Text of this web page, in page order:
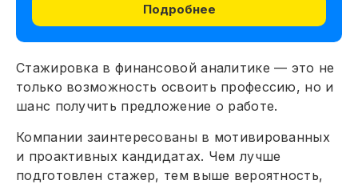
Подробнее
Стажировка в финансовой аналитике — это не
только возможность освоить профессию, но и
шанс получить предложение о работе.
Компании заинтересованы в мотивированных
и проактивных кандидатах. Чем лучше
подготовлен стажер, тем выше вероятность,